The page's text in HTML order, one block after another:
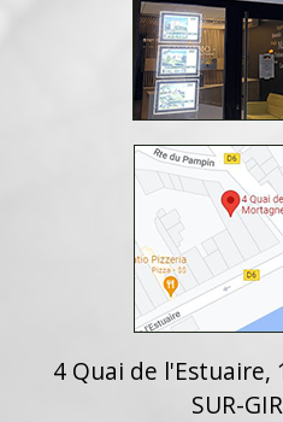
4 Quai de l'Estuaire,
SUR-